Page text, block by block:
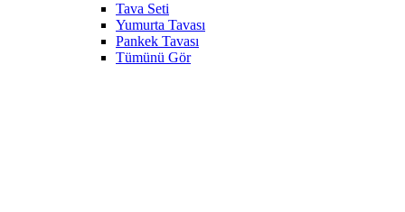
Tava Seti
Yumurta Tavası
Pankek Tavası
Tümünü Gör